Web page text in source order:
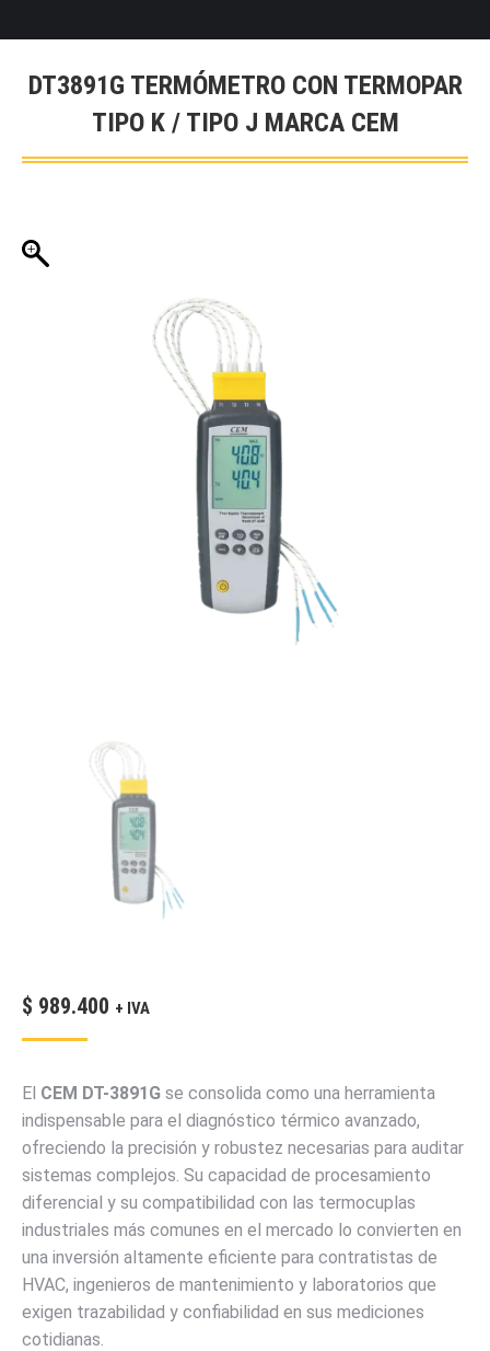
DT3891G TERMÓMETRO CON TERMOPAR
TIPO K / TIPO J MARCA CEM
$ 989.400 + IVA
El CEM DT-3891G se consolida como una herramienta
indispensable para el diagnóstico térmico avanzado,
ofreciendo la precisión y robustez necesarias para auditar
sistemas complejos. Su capacidad de procesamiento
diferencial y su compatibilidad con las termocuplas
industriales más comunes en el mercado lo convierten en
una inversión altamente eficiente para contratistas de
HVAC, ingenieros de mantenimiento y laboratorios que
exigen trazabilidad y confiabilidad en sus mediciones
cotidianas.